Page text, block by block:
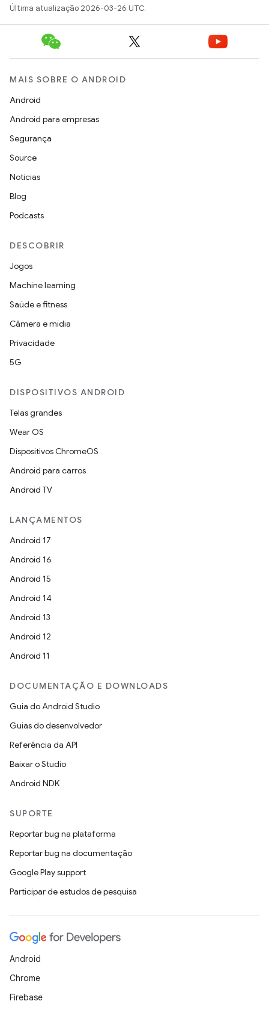
Última atualização 2026-03-26 UTC.
MAIS SOBRE O ANDROID
Android
Android para empresas
Segurança
Source
Notícias
Blog
Podcasts
DESCOBRIR
Jogos
Machine learning
Saúde e fitness
Câmera e mídia
Privacidade
5G
DISPOSITIVOS ANDROID
Telas grandes
Wear OS
Dispositivos ChromeOS
Android para carros
Android TV
LANÇAMENTOS
Android 17
Android 16
Android 15
Android 14
Android 13
Android 12
Android 11
DOCUMENTAÇÃO E DOWNLOADS
Guia do Android Studio
Guias do desenvolvedor
Referência da API
Baixar o Studio
Android NDK
SUPORTE
Reportar bug na plataforma
Reportar bug na documentação
Google Play support
Participar de estudos de pesquisa
Android
Chrome
Firebase